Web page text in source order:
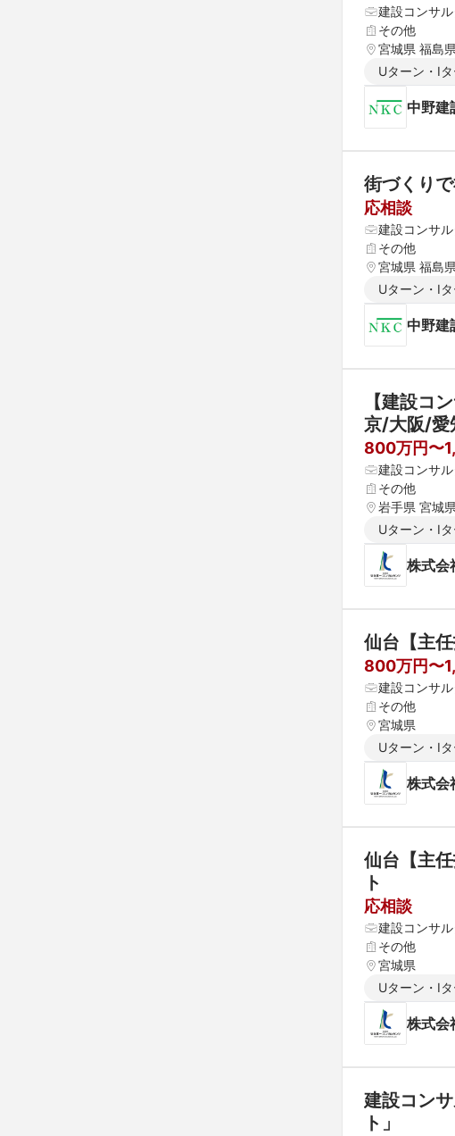
建設コンサ
その他
宮城県 福島県
Uターン・I
中野建
街づくり
応相談
建設コンサ
その他
宮城県 福島県
Uターン・I
中野建
【建設コ
京/大阪/愛
800万円〜
建設コンサ
その他
岩手県 宮城
Uターン・I
株式会
仙台【主
800万円〜
建設コンサ
その他
宮城県
Uターン・I
株式会
仙台【主
ト
応相談
建設コンサ
その他
宮城県
Uターン・I
株式会
建設コン
ト」